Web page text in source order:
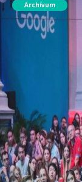
Archívum